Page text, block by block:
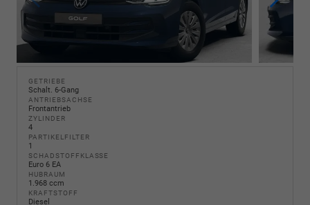
GETRIEBE
Schalt. 6-Gang
ANTRIEBSACHSE
Frontantrieb
ZYLINDER
4
PARTIKELFILTER
1
SCHADSTOFFKLASSE
Euro 6 EA
HUBRAUM
1.968 ccm
KRAFTSTOFF
Diesel